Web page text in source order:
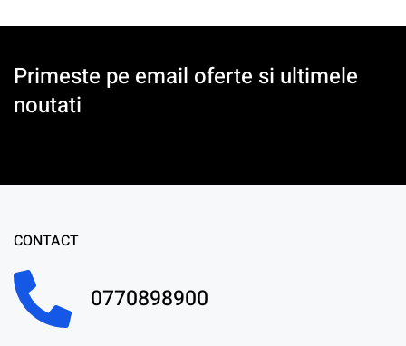
Primeste pe email oferte si ultimele
noutati
CONTACT
0770898900